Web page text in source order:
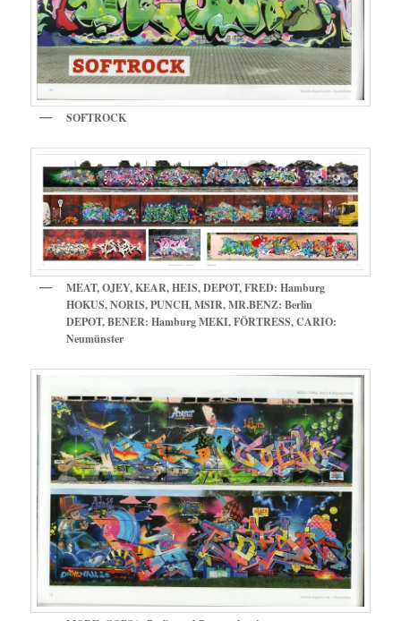
SOFTROCK
MEAT, OJEY, KEAR, HEIS, DEPOT, FRED: Hamburg
HOKUS, NORIS, PUNCH, MSIR, MR.BENZ: Berlin
DEPOT, BENER: Hamburg MEKI, FÖRTRESS, CARIO:
Neumünster